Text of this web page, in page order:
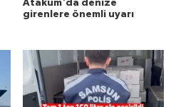
Atakum'da denize
girenlere önemli uyarı